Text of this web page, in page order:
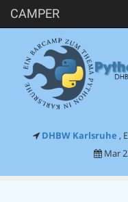
CAMPER
DHBW Karlsruhe ,
Mar